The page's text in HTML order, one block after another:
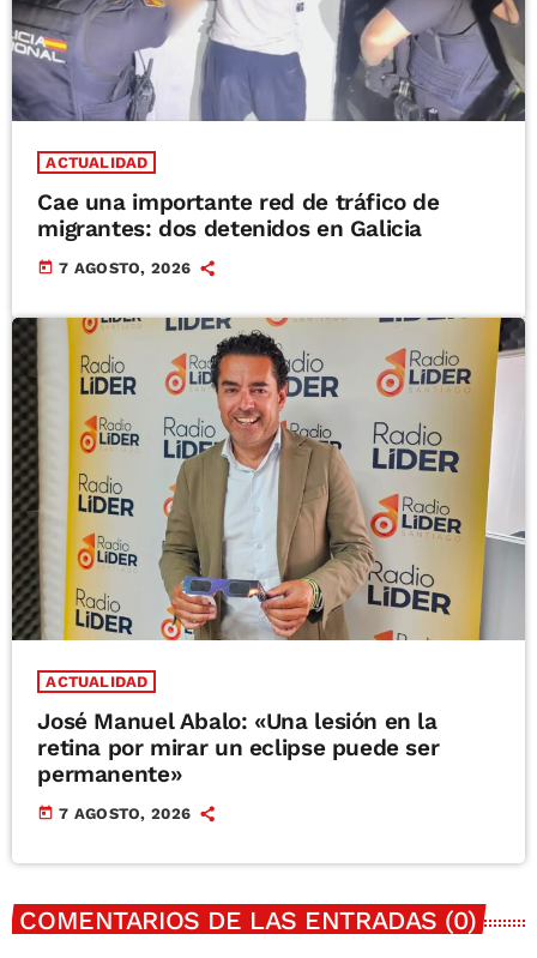
ACTUALIDAD
Cae una importante red de tráfico de
migrantes: dos detenidos en Galicia
today 7 AGOSTO, 2026
ACTUALIDAD
José Manuel Abalo: «Una lesión en la
retina por mirar un eclipse puede ser
permanente»
today 7 AGOSTO, 2026
COMENTARIOS DE LAS ENTRADAS (0)